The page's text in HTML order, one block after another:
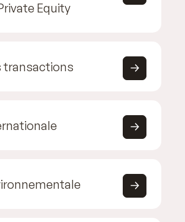
Equity
transactions